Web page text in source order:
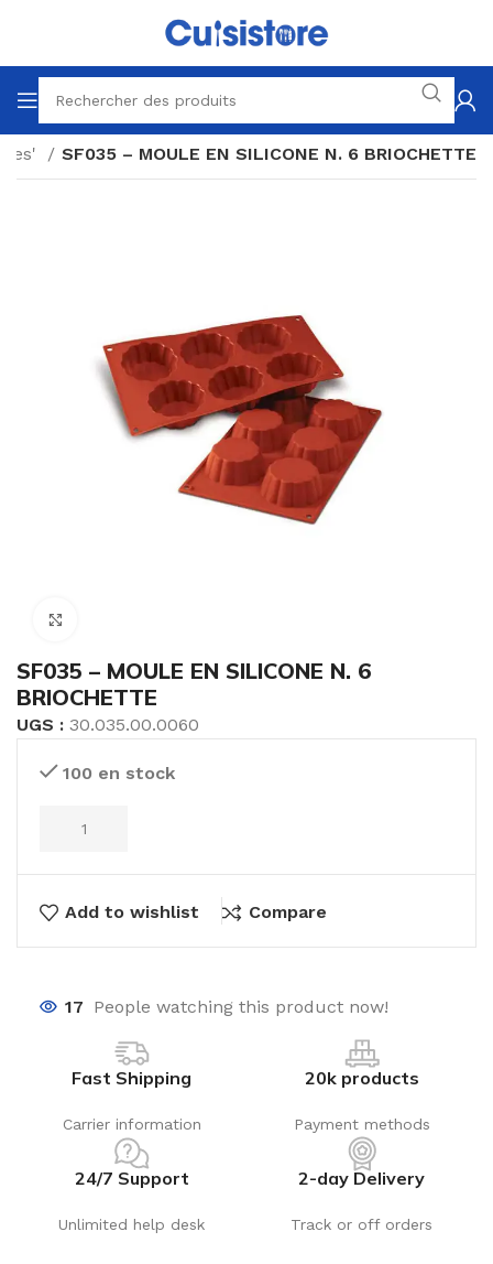
SF035 – MOULE EN SILICONE N. 6 BRIOCHETTE
SF035 – MOULE EN SILICONE N. 6
BRIOCHETTE
UGS : 30.035.00.0060
100 en stock
Add to wishlist Compare
17 People watching this product now!
Fast Shipping
Carrier information
20k products
Payment methods
24/7 Support
Unlimited help desk
2-day Delivery
Track or off orders